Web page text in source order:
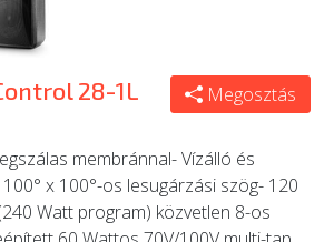
28-1L Megosztás
membránnal- Vízálló és
x 100°-os lesugárzási szög- 120
Watt program) közvetlen 8-os